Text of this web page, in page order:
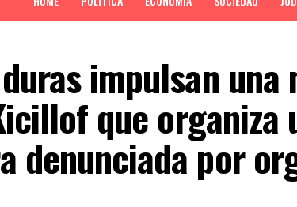
impulsan una
que organiza
denunciada por